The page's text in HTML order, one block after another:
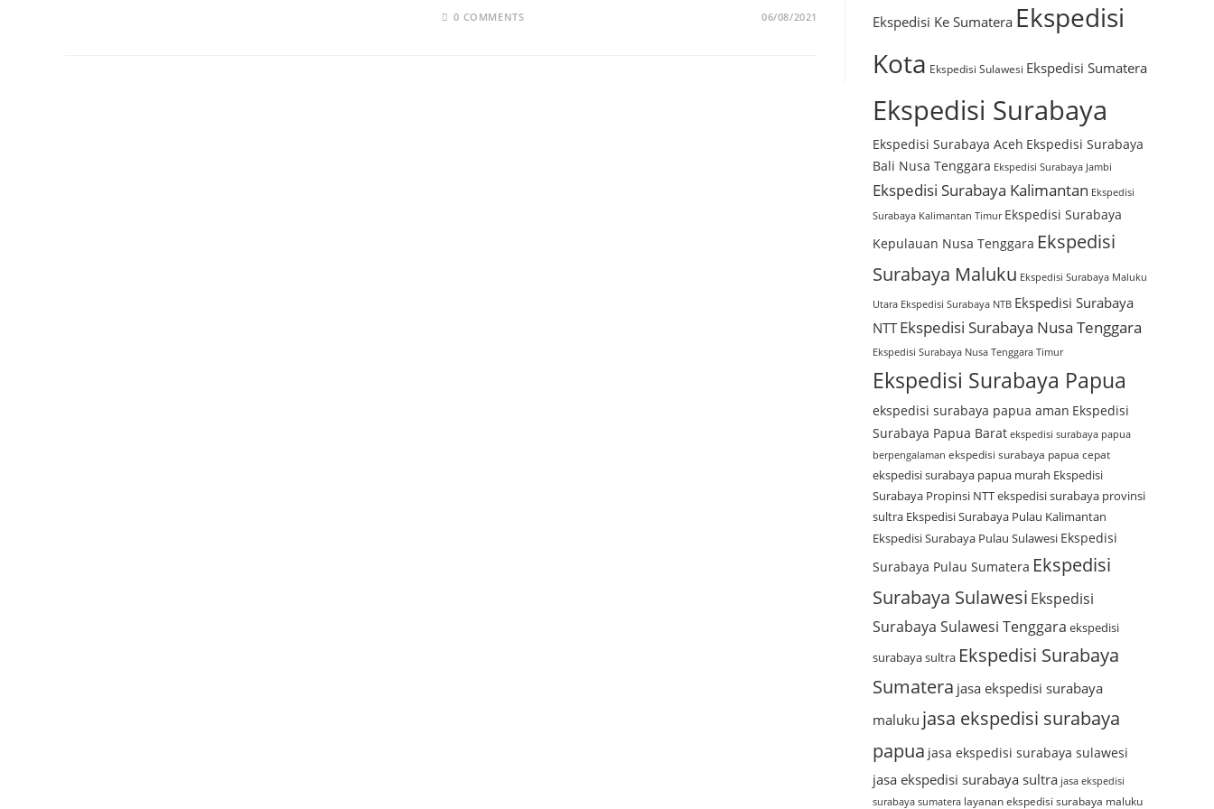
0 COMMENTS 06/08/2021 Ekspedisi Ke Sumatera Ekspedisi
Kota Ekspedisi Sulawesi Ekspedisi Sumatera
Ekspedisi Surabaya
Ekspedisi Surabaya Aceh Ekspedisi Surabaya
Bali Nusa Tenggara Ekspedisi Surabaya Jambi
Ekspedisi Surabaya Kalimantan Ekspedisi
Surabaya Kalimantan Timur Ekspedisi Surabaya
Kepulauan Nusa Tenggara Ekspedisi
Surabaya Maluku Ekspedisi Surabaya Maluku
Utara Ekspedisi Surabaya NTB Ekspedisi Surabaya
NTT Ekspedisi Surabaya Nusa Tenggara
Ekspedisi Surabaya Nusa Tenggara Timur
Ekspedisi Surabaya Papua
ekspedisi surabaya papua aman Ekspedisi
Surabaya Papua Barat ekspedisi surabaya papua
berpengalaman ekspedisi surabaya papua cepat
ekspedisi surabaya papua murah Ekspedisi
Surabaya Propinsi NTTekspedisi surabaya provinsi
sultra Ekspedisi Surabaya Pulau Kalimantan
Ekspedisi Surabaya Pulau Sulawesi Ekspedisi
Surabaya Pulau Sumatera Ekspedisi
Surabaya Sulawesi Ekspedisi
Surabaya Sulawesi Tenggara ekspedisi
surabaya sultra Ekspedisi Surabaya
Sumatera jasa ekspedisi surabaya
maluku jasa ekspedisi surabaya
papua jasa ekspedisi surabaya sulawesi
jasa ekspedisi surabaya sultra jasa ekspedisi
surabaya sumatera layanan ekspedisi surabaya maluku